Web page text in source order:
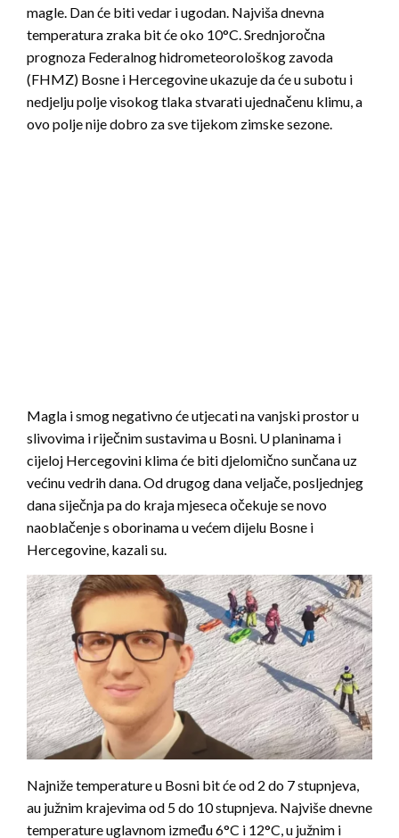
magle. Dan će biti vedar i ugodan. Najviša dnevna
temperatura zraka bit će oko 10°C. Srednjoročna
prognoza Federalnog hidrometeorološkog zavoda
(FHMZ) Bosne i Hercegovine ukazuje da će u subotu i
nedjelju polje visokog tlaka stvarati ujednačenu klimu, a
ovo polje nije dobro za sve tijekom zimske sezone.
Magla i smog negativno će utjecati na vanjski prostor u
slivovima i riječnim sustavima u Bosni. U planinama i
cijeloj Hercegovini klima će biti djelomično sunčana uz
većinu vedrih dana. Od drugog dana veljače, posljednjeg
dana siječnja pa do kraja mjeseca očekuje se novo
naoblačenje s oborinama u većem dijelu Bosne i
Hercegovine, kazali su.
Najniže temperature u Bosni bit će od 2 do 7 stupnjeva,
au južnim krajevima od 5 do 10 stupnjeva. Najviše dnevne
temperature uglavnom između 6°C i 12°C, u južnim i